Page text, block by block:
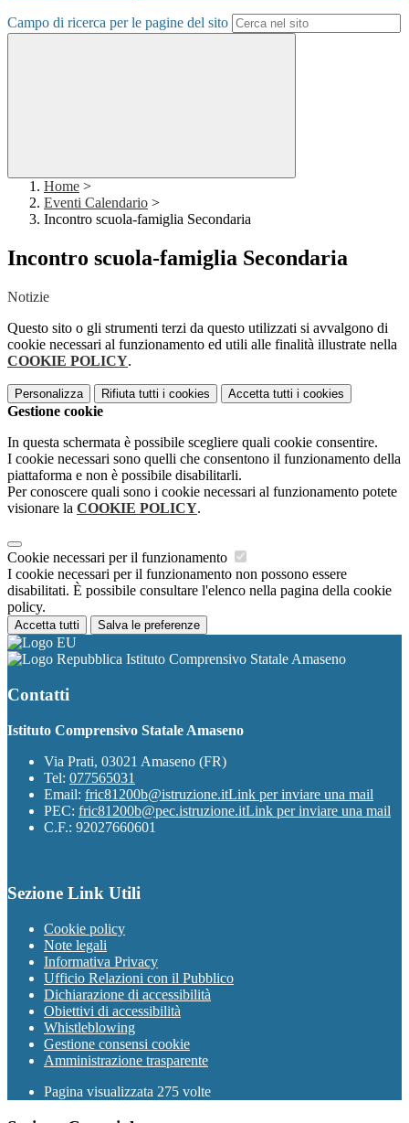
Campo di ricerca per le pagine del sito
Home >
Eventi Calendario >
Incontro scuola-famiglia Secondaria
Incontro scuola-famiglia Secondaria
Notizie
Questo sito o gli strumenti terzi da questo utilizzati si avvalgono di
cookie necessari al funzionamento ed utili alle finalità illustrate nella
COOKIE POLICY.
Personalizza Rifiuta tutti i cookies Accetta tutti i cookies
Gestione cookie
In questa schermata è possibile scegliere quali cookie consentire.
I cookie necessari sono quelli che consentono il funzionamento della
piattaforma e non è possibile disabilitarli.
Per conoscere quali sono i cookie necessari al funzionamento potete
visionare la COOKIE POLICY.
Cookie necessari per il funzionamento
I cookie necessari per il funzionamento non possono essere
disabilitati. È possibile consultare l'elenco nella pagina della cookie
policy.
Accetta tutti Salva le preferenze
Istituto Comprensivo Statale Amaseno
Contatti
Istituto Comprensivo Statale Amaseno
Via Prati, 03021 Amaseno (FR)
Tel: 077565031
Email: fric81200b@istruzione.itLink per inviare una mail
PEC: fric81200b@pec.istruzione.itLink per inviare una mail
C.F.: 92027660601
Sezione Link Utili
Cookie policy
Note legali
Informativa Privacy
Ufficio Relazioni con il Pubblico
Dichiarazione di accessibilità
Obiettivi di accessibilità
Whistleblowing
Gestione consensi cookie
Amministrazione trasparente
Pagina visualizzata 275 volte